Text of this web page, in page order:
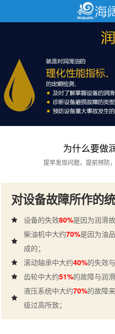
为什么要做
提早发现问题，提前预防
对设备故障所作的
设备的失效80%是因为润滑
柴油机中大约70%是因为油
成的；
滚动轴承中大约40%的失效
齿轮中大约51%的故障与润
液压系统中大约70%的故障
级过高所致；